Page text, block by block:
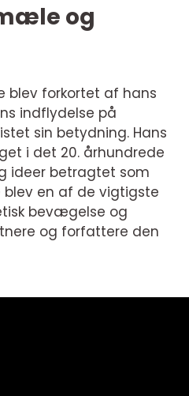
og
blev forkortet af hans
indflydelse på
sin betydning. Hans
i det 20. århundrede
ideer betragtet som
blev en af de vigtigste
bevægelse og
og forfattere den